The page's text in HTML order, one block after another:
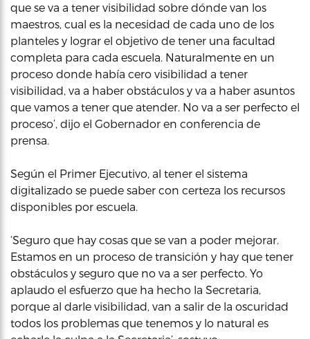
que se va a tener visibilidad sobre dónde van los
maestros, cual es la necesidad de cada uno de los
planteles y lograr el objetivo de tener una facultad
completa para cada escuela. Naturalmente en un
proceso donde había cero visibilidad a tener
visibilidad, va a haber obstáculos y va a haber asuntos
que vamos a tener que atender. No va a ser perfecto el
proceso’, dijo el Gobernador en conferencia de
prensa.
Según el Primer Ejecutivo, al tener el sistema
digitalizado se puede saber con certeza los recursos
disponibles por escuela.
‘Seguro que hay cosas que se van a poder mejorar.
Estamos en un proceso de transición y hay que tener
obstáculos y seguro que no va a ser perfecto. Yo
aplaudo el esfuerzo que ha hecho la Secretaria,
porque al darle visibilidad, van a salir de la oscuridad
todos los problemas que tenemos y lo natural es